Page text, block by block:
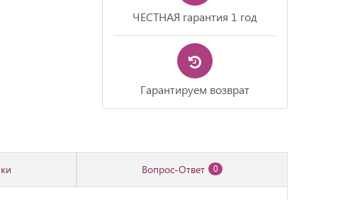
ЧЕСТНАЯ гарантия 1 год
Гарантируем возврат
Вопрос-Ответ 0